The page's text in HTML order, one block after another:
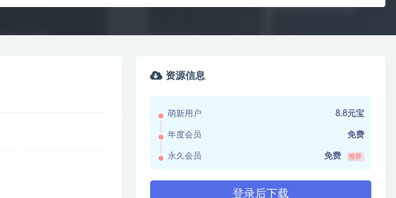
资源信息
萌新用户 8.8元宝
年度会员 免费
永久会员 免费 推荐
登录后下载